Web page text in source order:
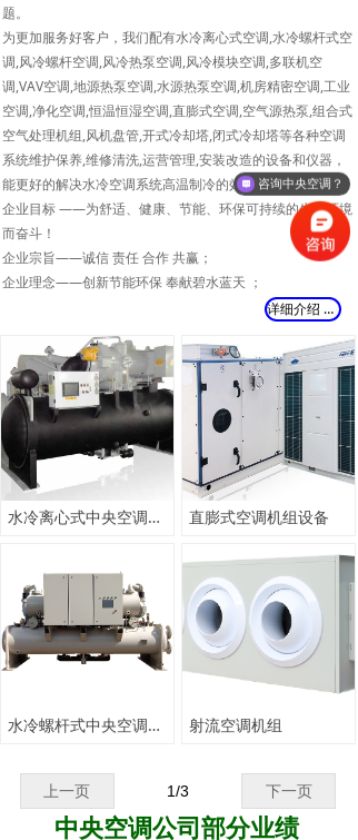
中央空调公司部分业绩
详细介绍 >ꀇ
题。
为更加服务好客户，我们配有水冷离心式空调,水冷螺杆式空
调,风冷螺杆空调,风冷热泵空调,风冷模块空调,多联机空
调,VAV空调,地源热泵空调,水源热泵空调,机房精密空调,工业
空调,净化空调,恒温恒湿空调,直膨式空调,空气源热泵,组合式
空气处理机组,风机盘管,开式冷却塔,闭式冷却塔等各种空调
系统维护保养,维修清洗,运营管理,安装改造的设备和仪器，
能更好的解决水冷空调系统高温制冷的效果难点。
企业目标 ——为舒适、健康、节能、环保可持续的生活环境
而奋斗！
企业宗旨——诚信 责任 合作 共赢；
企业理念——创新节能环保 奉献碧水蓝天 ；
专业的技术、可靠的质量、优质的服务、合理的价格、永远
是我们对新老客户坚定的承诺。
水冷离心式中央空调冷水机组 直膨式空调机组设备
水冷螺杆式中央空调冷水机组 射流空调机组
上一页 下一页
1/3
咨询中央空调？